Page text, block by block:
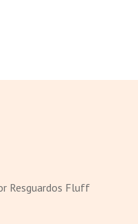
Resguardos Fluff